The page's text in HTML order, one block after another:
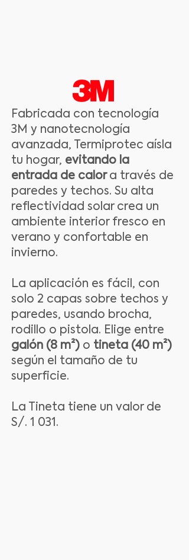
Fabricada con tecnología
3M y nanotecnología
avanzada, Termiprotec aísla
tu hogar, evitando la
entrada de calor a través de
paredes y techos. Su alta
reflectividad solar crea un
ambiente interior fresco en
verano y confortable en
invierno.
La aplicación es fácil, con
solo 2 capas sobre techos y
paredes, usando brocha,
rodillo o pistola. Elige entre
galón (8 m²) o tineta (40 m²)
según el tamaño de tu
superficie.
La Tineta tiene un valor de
S/. 1 031.